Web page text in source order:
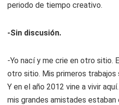
periodo de tiempo creativo.
-Sin discusión.
-Yo nací y me crie en otro sitio.
otro sitio. Mis primeros
Y en el año 2012 vine a vivir
mis grandes amistades estaban